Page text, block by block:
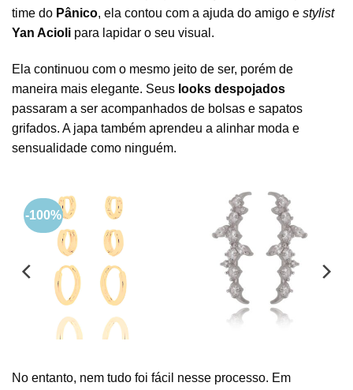
time do Pânico, ela contou com a ajuda do amigo e stylist
Yan Acioli para lapidar o seu visual.
Ela continuou com o mesmo jeito de ser, porém de
maneira mais elegante. Seus looks despojados
passaram a ser acompanhados de bolsas e sapatos
grifados. A japa também aprendeu a alinhar moda e
sensualidade como ninguém.
-100%
Trio De Argolinhas
Douradas Banho De Ouro
R$119,00
O
preço
original
era:
R$119,00.
R$0,00
Ear hook luxuoso
cravejado zirconias
brancas Banho Rodio
R$
144,00
No entanto, nem tudo foi fácil nesse processo. Em